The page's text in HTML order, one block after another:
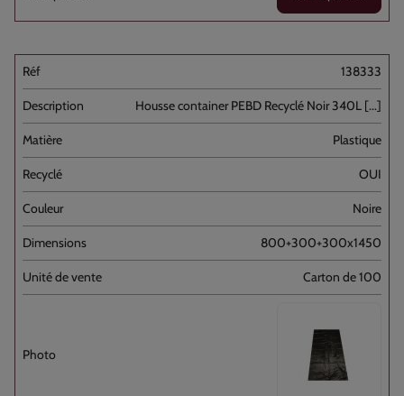
138333
Housse container PEBD Recyclé Noir 340L [...]
Plastique
OUI
Noire
800+300+300x1450
Carton de 100